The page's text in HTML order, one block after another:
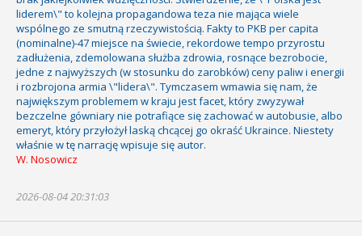
liderem\" to kolejna propagandowa teza nie mająca wiele
wspólnego ze smutną rzeczywistością. Fakty to PKB per capita
(nominalne)-47 miejsce na świecie, rekordowe tempo przyrostu
zadłużenia, zdemolowana służba zdrowia, rosnące bezrobocie,
jedne z najwyższych (w stosunku do zarobków) ceny paliw i energii
i rozbrojona armia \"lidera\". Tymczasem wmawia się nam, że
największym problemem w kraju jest facet, który zwyzywał
bezczelne gówniary nie potrafiące się zachować w autobusie, albo
emeryt, który przyłożył laską chcącej go okraść Ukraince. Niestety
właśnie w tę narrację wpisuje się autor.
W. Nosowicz
2026-08-04 20:31:03